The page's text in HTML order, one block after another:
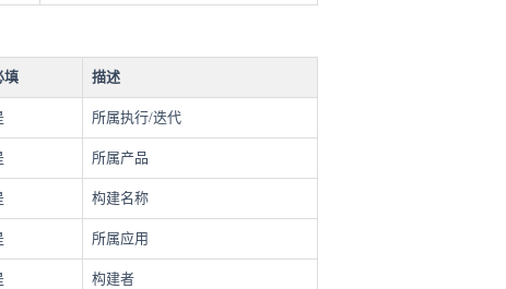
填 描述
所属执行/迭代
所属产品
构建名称
所属应用
构建者